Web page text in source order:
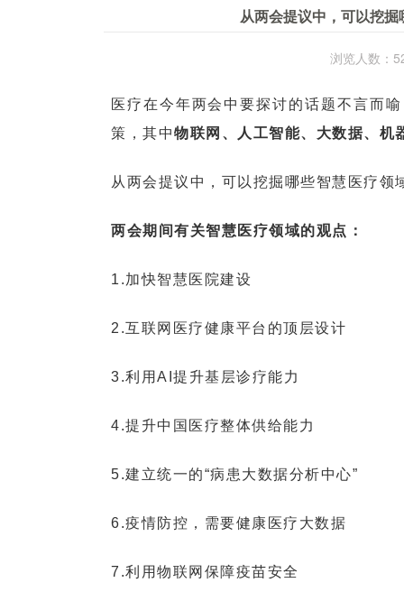
从两会提议中，可以挖
浏览人数：
医疗在今年两会中要探讨的话题不言而
策，其中物联网、人工智能、大数据、机
从两会提议中，可以挖掘哪些智慧医疗领
两会期间有关智慧医疗领域的观点：
1.加快智慧医院建设
2.互联网医疗健康平台的顶层设计
3.利用AI提升基层诊疗能力
4.提升中国医疗整体供给能力
5.建立统一的“病患大数据分析中心”
6.疫情防控，需要健康医疗大数据
7.利用物联网保障疫苗安全